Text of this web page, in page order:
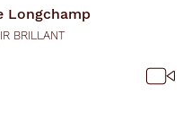
Longchamp
BRILLANT